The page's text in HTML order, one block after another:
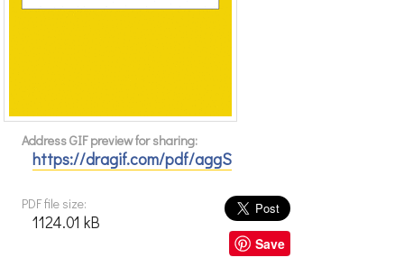
Address GIF preview for sharing:
https://dragif.com/pdf/aggS
Save
PDF file size:
1124.01 kB